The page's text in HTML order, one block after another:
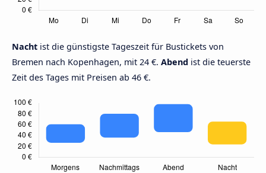
Nacht ist die günstigste Tageszeit für Bustickets von
Bremen nach Kopenhagen, mit 24 €. Abend ist die teuerste
Zeit des Tages mit Preisen ab 46 €.